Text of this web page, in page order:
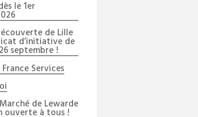
item
des-parents-1
le 1er
de Lille
d’initiative de
septembre !
Services
de Lewarde
ouverte à tous !